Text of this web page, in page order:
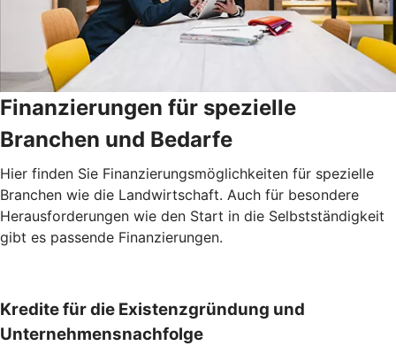
Finanzierungen für spezielle
Branchen und Bedarfe
Hier finden Sie Finanzierungsmöglichkeiten für spezielle
Branchen wie die Landwirtschaft. Auch für besondere
Herausforderungen wie den Start in die Selbstständigkeit
gibt es passende Finanzierungen.
Kredite für die Existenzgründung und
Unternehmensnachfolge